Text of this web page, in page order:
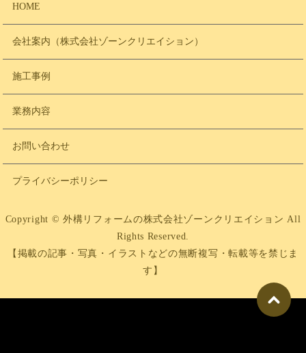
HOME
会社案内（株式会社ゾーンクリエイション）
施工事例
業務内容
お問い合わせ
プライバシーポリシー
Copyright © 外構リフォームの株式会社ゾーンクリエイション All
Rights Reserved.
【掲載の記事・写真・イラストなどの無断複写・転載等を禁じま
す】